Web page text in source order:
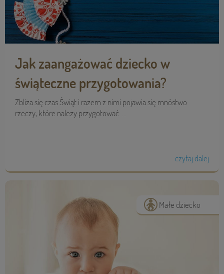
Jak zaangażować dziecko w
świąteczne przygotowania?
Zbliża się czas Świąt i razem z nimi pojawia się mnóstwo
rzeczy, które należy przygotować. ...
czytaj dalej
Małe dziecko